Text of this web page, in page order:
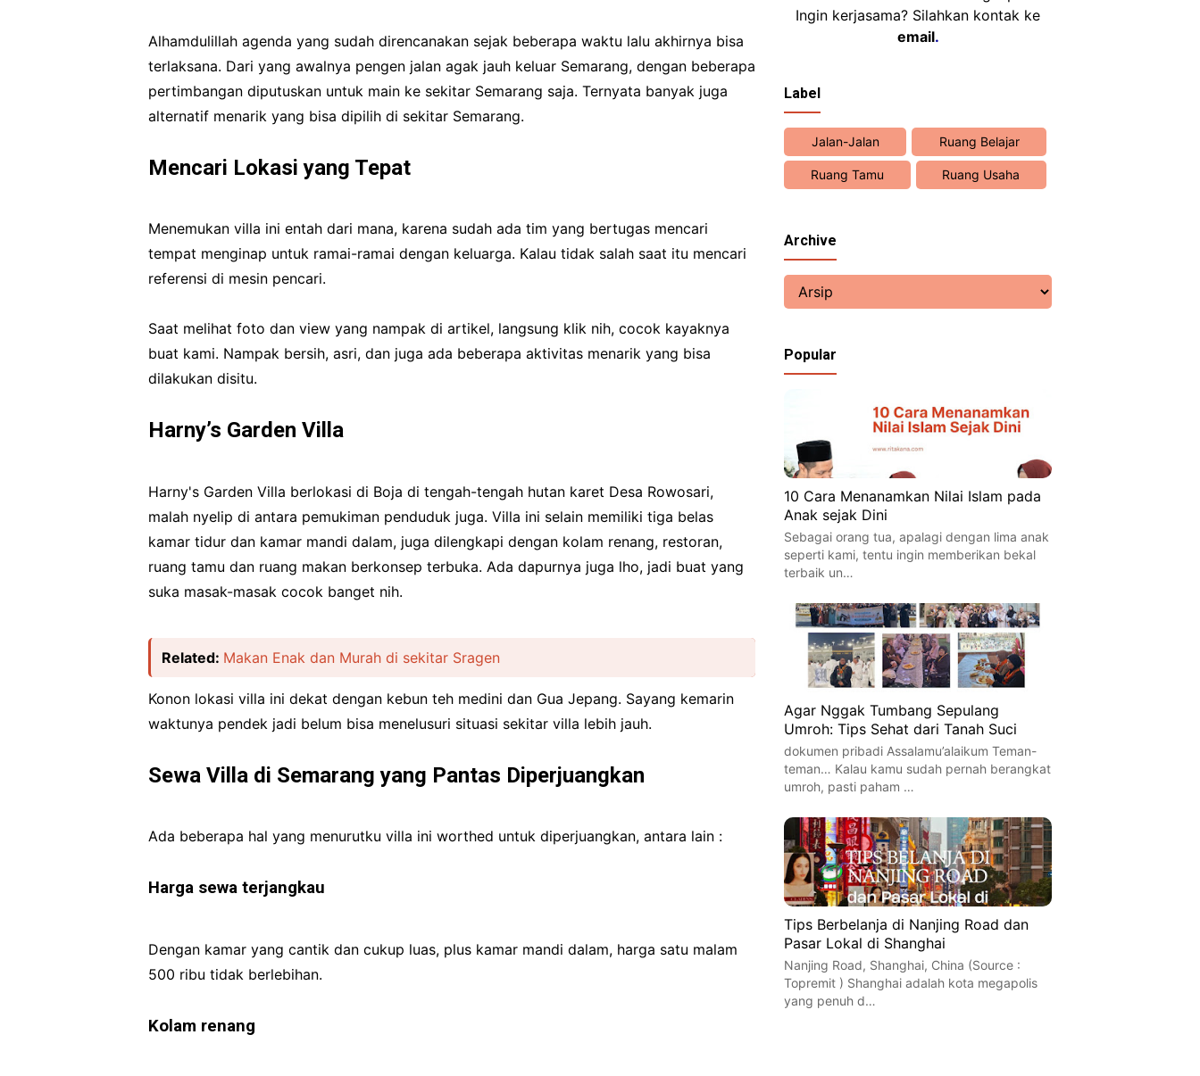
Alhamdulillah agenda yang sudah direncanakan sejak beberapa waktu lalu akhirnya bisa
terlaksana. Dari yang awalnya pengen jalan agak jauh keluar Semarang, dengan beberapa
pertimbangan diputuskan untuk main ke sekitar Semarang saja. Ternyata banyak juga
alternatif menarik yang bisa dipilih di sekitar Semarang.
Mencari Lokasi yang Tepat
Menemukan villa ini entah dari mana, karena sudah ada tim yang bertugas mencari
tempat menginap untuk ramai-ramai dengan keluarga. Kalau tidak salah saat itu mencari
referensi di mesin pencari.
Saat melihat foto dan view yang nampak di artikel, langsung klik nih, cocok kayaknya
buat kami. Nampak bersih, asri, dan juga ada beberapa aktivitas menarik yang bisa
dilakukan disitu.
Harny’s Garden Villa
Harny's Garden Villa berlokasi di Boja di tengah-tengah hutan karet Desa Rowosari,
malah nyelip di antara pemukiman penduduk juga. Villa ini selain memiliki tiga belas
kamar tidur dan kamar mandi dalam, juga dilengkapi dengan kolam renang, restoran,
ruang tamu dan ruang makan berkonsep terbuka. Ada dapurnya juga lho, jadi buat yang
suka masak-masak cocok banget nih.
Related: Makan Enak dan Murah di sekitar Sragen
Konon lokasi villa ini dekat dengan kebun teh medini dan Gua Jepang. Sayang kemarin
waktunya pendek jadi belum bisa menelusuri situasi sekitar villa lebih jauh.
Sewa Villa di Semarang yang Pantas Diperjuangkan
Ada beberapa hal yang menurutku villa ini worthed untuk diperjuangkan, antara lain :
Harga sewa terjangkau
Dengan kamar yang cantik dan cukup luas, plus kamar mandi dalam, harga satu malam
500 ribu tidak berlebihan.
Kolam renang
Ingin kerjasama? Silahkan kontak ke
email.
Label
Jalan-Jalan Ruang Belajar
Ruang Tamu Ruang Usaha
Archive
Popular
10 Cara Menanamkan Nilai Islam pada
Anak sejak Dini
Sebagai orang tua, apalagi dengan lima anak
seperti kami, tentu ingin memberikan bekal
terbaik un…
Agar Nggak Tumbang Sepulang
Umroh: Tips Sehat dari Tanah Suci
dokumen pribadi Assalamu’alaikum Teman-
teman… Kalau kamu sudah pernah berangkat
umroh, pasti paham …
Tips Berbelanja di Nanjing Road dan
Pasar Lokal di Shanghai
Nanjing Road, Shanghai, China (Source :
Topremit ) Shanghai adalah kota megapolis
yang penuh d…